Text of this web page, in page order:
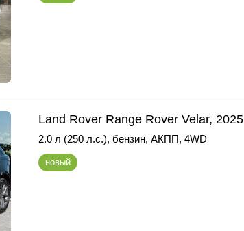
Land Rover Range Rover Velar, 2025
2.0 л (250 л.с.), бензин, АКПП, 4WD
новый